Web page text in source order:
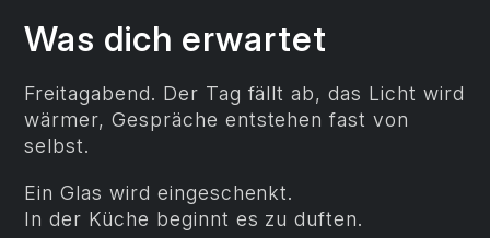
Was dich erwartet
Freitagabend. Der Tag fällt ab, das Licht wird
wärmer, Gespräche entstehen fast von
selbst.
Ein Glas wird eingeschenkt.
In der Küche beginnt es zu duften.